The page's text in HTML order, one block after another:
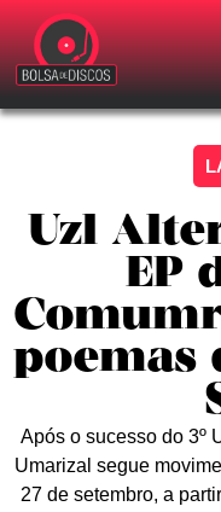
Uzl
EP
poemas
Após o sucesso do 3º
Umarizal segue
27 de setembro, a